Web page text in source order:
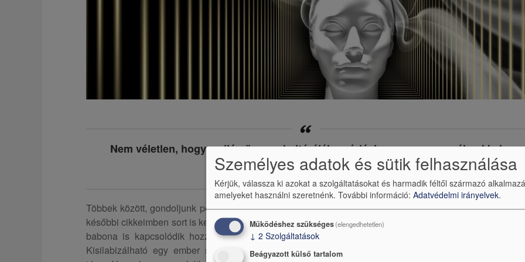
Nem véletlen, hogy a világ összes kultúrájában óriási szerepe van az álmokkal
kapcsolatos misztériumnak.
Többek között, gondoljunk például az indiánok álomcsapdájára, vagy a franciák kis halál kifejezésére. A
későbbi cikkeimben sort is kerítek arra, hogy a különböző kultúrába miként épült be ez a fogalomkör. Több
babona is kapcsolódik hozzá, érdekes lesz boncolgatni, van-e pszichológiai értelemben vett alapja.
Kisilabizálható egy ember személyisége, az álmai alapján? Nagyon izgalmas és óriási kiterjedésű
Személyes adatok és sütik felhasználása
Kérjük, válassza ki azokat a szolgáltatásokat és harmadik féltől származó
amelyeket használni szeretnénk. További információ: Adatvédelmi irányelvek.
Működéshez szükséges(elengedhetetlen)
↓ 2 Szolgáltatások
Beágyazott külső tartalom